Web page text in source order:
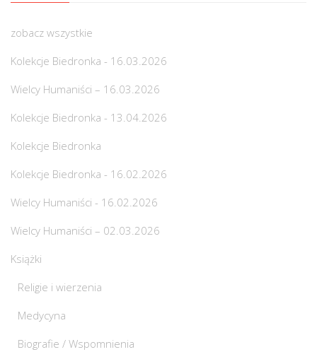
zobacz wszystkie
Kolekcje Biedronka - 16.03.2026
Wielcy Humaniści – 16.03.2026
Kolekcje Biedronka - 13.04.2026
Kolekcje Biedronka
Kolekcje Biedronka - 16.02.2026
Wielcy Humaniści - 16.02.2026
Wielcy Humaniści – 02.03.2026
Książki
Religie i wierzenia
Medycyna
Biografie / Wspomnienia